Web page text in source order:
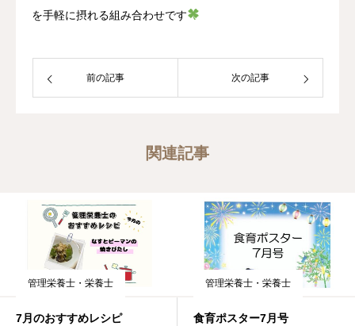
を手軽に摂れる組み合わせです
前の記事 次の記事
関連記事
管理栄養士・栄養士
7月のおすすめレシピ
管理栄養士・栄養士
食育ポスター7月号